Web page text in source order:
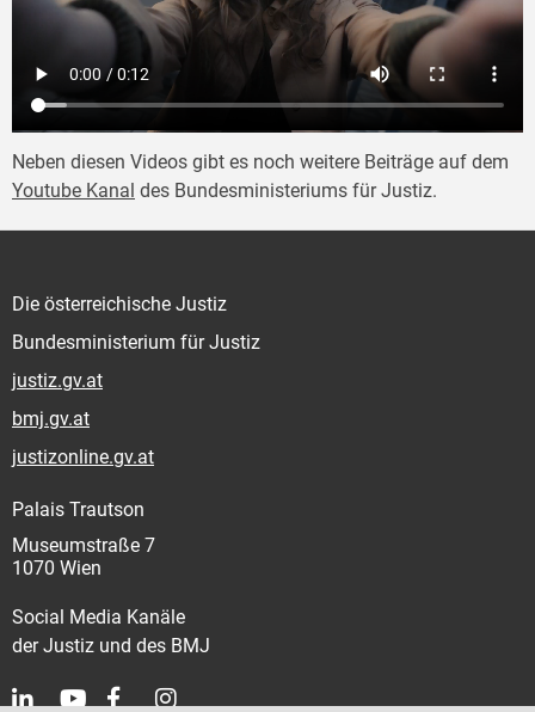
Neben diesen Videos gibt es noch weitere Beiträge auf dem
Youtube Kanal des Bundesministeriums für Justiz.
Die österreichische Justiz
Bundesministerium für Justiz
justiz.gv.at
bmj.gv.at
justizonline.gv.at
Palais Trautson
Museumstraße 7
1070 Wien
Social Media Kanäle
der Justiz und des BMJ